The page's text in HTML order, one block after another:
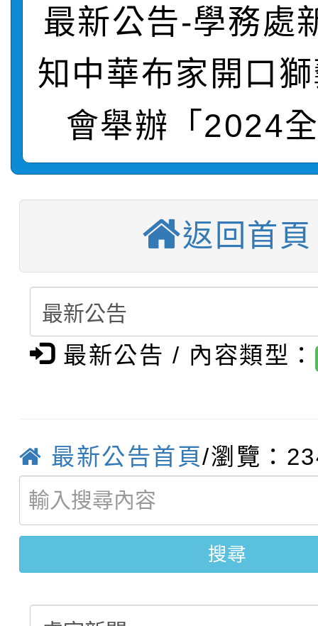
動辦法」
轉知臺中市政府政風處
城市手牽手，綠能透明
畫影片一案
轉知：「115學年度全
劇比賽實施要點」及修
表
轉知：桃園市115年度
敬師藝文競賽』實施計
【甄選結果(第11招)】
學年度第1學期第7次代
【甄選結果(第3招)】
結果(第3招)
學年度第1學期第9次
結果(第4招)
【甄選結果(第12招)】
學年度第1學期第7次代
結果(第12招)
轉知：桃園市115學年
賽及師生本土語及新住
賽實施要點
轉知：「桃園市115學
比賽實施要點」
轉知：「115年金融知
城市手牽手，綠能透明
畫影片一案
轉知：「115學年度全
劇比賽實施要點」及修
表
轉知：桃園市115年度
敬師藝文競賽』實施計
【甄選結果(第11招)】
學年度第1學期第7次
結果(第11招)
【甄選結果(第3招)】
學年度第1學期第9次代
最新公告-學務處
知中華布家開口
會舉辦「2024
返回首頁
最新公告 / 內容類型：
最新公告首頁/瀏覽：
搜尋